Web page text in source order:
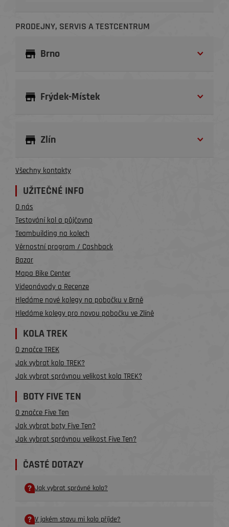
PRODEJNY, SERVIS A TESTCENTRUM
Brno
Frýdek-Místek
Zlín
Všechny kontakty
UŽITEČNÉ INFO
O nás
Testování kol a půjčovna
Teambuilding na kolech
Věrnostní program / Cashback
Bazar
Mapa Bike Center
Videonávody a Recenze
Hledáme nové kolegy na pobočku v Brně
Hledáme kolegy pro novou pobočku ve Zlíně
KOLA TREK
O značce TREK
Jak vybrat kolo TREK?
Jak vybrat správnou velikost kola TREK?
BOTY FIVE TEN
O značce Five Ten
Jak vybrat boty Five Ten?
Jak vybrat správnou velikost Five Ten?
ČASTÉ DOTAZY
Jak vybrat správné kolo?
V jakém stavu mi kolo příjde?